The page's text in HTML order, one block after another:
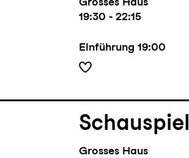
19:30 - 22:15
Einführung 19:00
Schauspiel
Grosses Haus